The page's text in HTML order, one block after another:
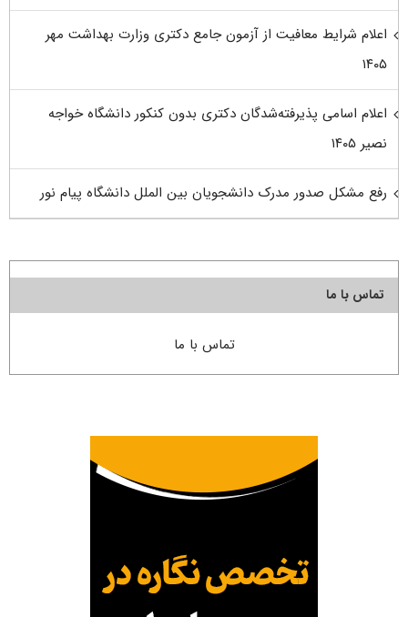
اعلام شرایط معافیت از آزمون جامع دکتری وزارت بهداشت مهر
۱۴۰۵
اعلام اسامی پذیرفته‌شدگان دکتری بدون کنکور دانشگاه خواجه
نصیر ۱۴۰۵
رفع مشکل صدور مدرک دانشجویان بین الملل دانشگاه پیام نور
تماس با ما
تماس با ما